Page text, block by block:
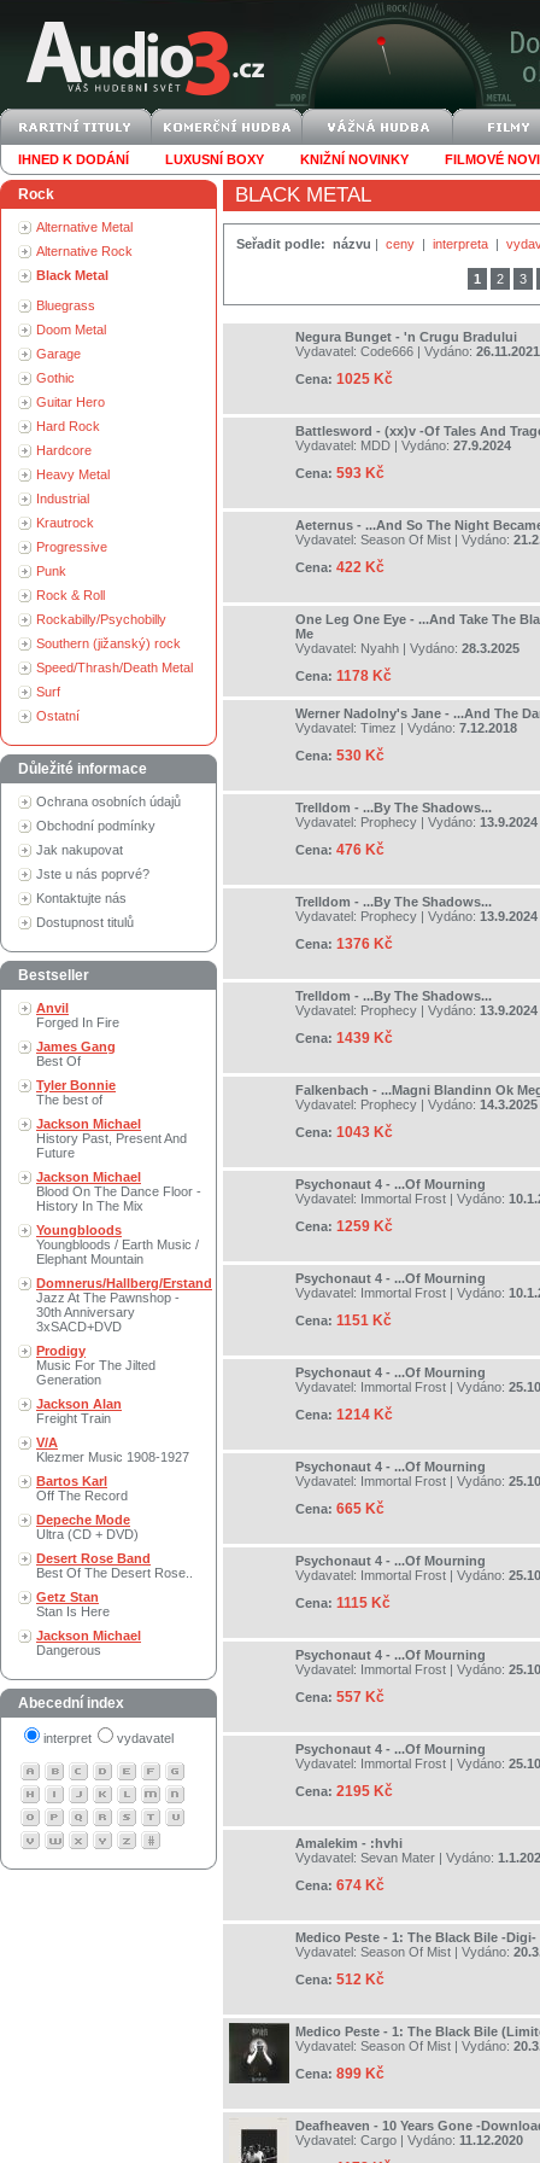
IHNED K DODÁNÍ LUXUSNÍ BOXY KNIŽNÍ NOVINKY FILMOVÉ
Rock
Alternative Metal
Alternative Rock
Black Metal
Bluegrass
Doom Metal
Garage
Gothic
Guitar Hero
Hard Rock
Hardcore
Heavy Metal
Industrial
Krautrock
Progressive
Punk
Rock & Roll
Rockabilly/Psychobilly
Southern (jižanský) rock
Speed/Thrash/Death Metal
Surf
Ostatní
Důležité informace
Ochrana osobních údajů
Obchodní podmínky
Jak nakupovat
Jste u nás poprvé?
Kontaktujte nás
Dostupnost titulů
Bestseller
Anvil
Forged In Fire
James Gang
Best Of
Tyler Bonnie
The best of
Jackson Michael
History Past, Present And
Future
Jackson Michael
Blood On The Dance Floor -
History In The Mix
Youngbloods
Youngbloods / Earth Music /
Elephant Mountain
Domnerus/Hallberg/Erstand
Jazz At The Pawnshop -
30th Anniversary
3xSACD+DVD
Prodigy
Music For The Jilted
Generation
Jackson Alan
Freight Train
V/A
Klezmer Music 1908-1927
Bartos Karl
Off The Record
Depeche Mode
Ultra (CD + DVD)
Desert Rose Band
Best Of The Desert Rose..
Getz Stan
Stan Is Here
Jackson Michael
Dangerous
Abecední index
interpret vydavatel
BLACK METAL
Seřadit podle: názvu | ceny | interpreta |
1 2 3
Negura Bunget - 'n Crugu Bradului
Vydavatel: Code666 | Vydáno: 26.11.2021
Cena: 1025 Kč
Battlesword - (xx)v -Of Tales And
Vydavatel: MDD | Vydáno: 27.9.2024
Cena: 593 Kč
Aeternus - ...And So The Night
Vydavatel: Season Of Mist | Vydáno:
Cena: 422 Kč
One Leg One Eye - ...And Take The
Me
Vydavatel: Nyahh | Vydáno: 28.3.2025
Cena: 1178 Kč
Werner Nadolny's Jane - ...And The
Vydavatel: Timez | Vydáno: 7.12.2018
Cena: 530 Kč
Trelldom - ...By The Shadows...
Vydavatel: Prophecy | Vydáno: 13.9.2024
Cena: 476 Kč
Trelldom - ...By The Shadows...
Vydavatel: Prophecy | Vydáno: 13.9.2024
Cena: 1376 Kč
Trelldom - ...By The Shadows...
Vydavatel: Prophecy | Vydáno: 13.9.2024
Cena: 1439 Kč
Falkenbach - ...Magni Blandinn Ok
Vydavatel: Prophecy | Vydáno: 14.3.2025
Cena: 1043 Kč
Psychonaut 4 - ...Of Mourning
Vydavatel: Immortal Frost | Vydáno:
Cena: 1259 Kč
Psychonaut 4 - ...Of Mourning
Vydavatel: Immortal Frost | Vydáno:
Cena: 1151 Kč
Psychonaut 4 - ...Of Mourning
Vydavatel: Immortal Frost | Vydáno:
Cena: 1214 Kč
Psychonaut 4 - ...Of Mourning
Vydavatel: Immortal Frost | Vydáno:
Cena: 665 Kč
Psychonaut 4 - ...Of Mourning
Vydavatel: Immortal Frost | Vydáno:
Cena: 1115 Kč
Psychonaut 4 - ...Of Mourning
Vydavatel: Immortal Frost | Vydáno:
Cena: 557 Kč
Psychonaut 4 - ...Of Mourning
Vydavatel: Immortal Frost | Vydáno:
Cena: 2195 Kč
Amalekim - :hvhi
Vydavatel: Sevan Mater | Vydáno:
Cena: 674 Kč
Medico Peste - 1: The Black Bile -Digi-
Vydavatel: Season Of Mist | Vydáno:
Cena: 512 Kč
Medico Peste - 1: The Black Bile
Vydavatel: Season Of Mist | Vydáno:
Cena: 899 Kč
Deafheaven - 10 Years Gone -
Vydavatel: Cargo | Vydáno: 11.12.2020